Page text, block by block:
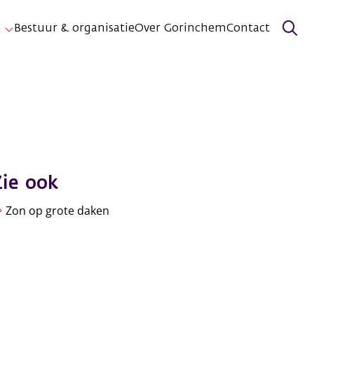
Bestuur & organisatieOver GorinchemContact Zoeken
ook
Zon op grote daken